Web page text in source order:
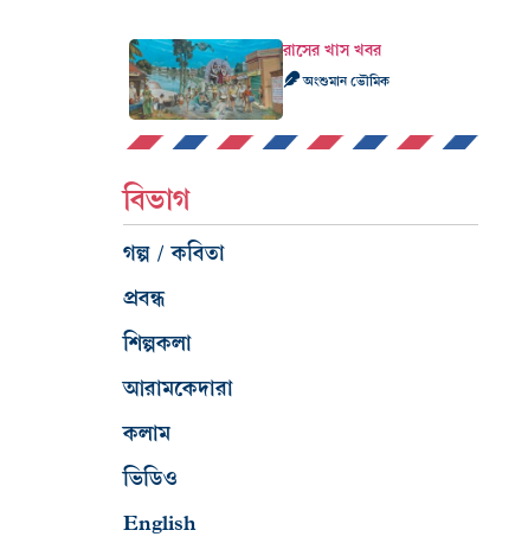
রাসের খাস খবর
অংশুমান ভৌমিক
বিভাগ
গল্প / কবিতা
প্রবন্ধ
শিল্পকলা
আরামকেদারা
কলাম
ভিডিও
English